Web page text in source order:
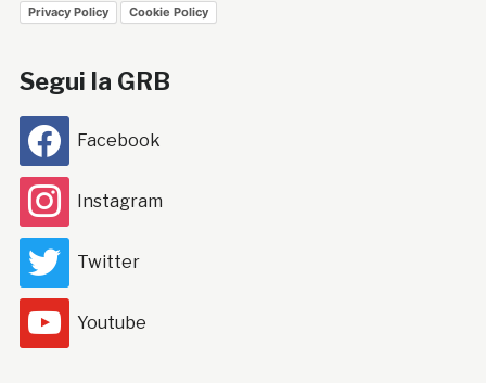
Privacy Policy Cookie Policy
Segui la GRB
Facebook
Instagram
Twitter
Youtube